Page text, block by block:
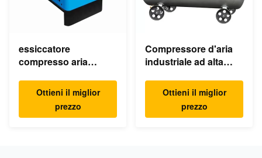
essiccatore
compresso aria
dell'essiccatore
industriale dell'aria
220v
Ottieni il miglior
prezzo
Compressore d'aria
industriale ad alta
della macchina KB15
30Bar 15kw 20hp a
basso rumore
Ottieni il miglior
prezzo